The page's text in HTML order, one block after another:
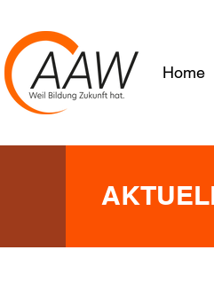
Home